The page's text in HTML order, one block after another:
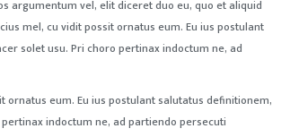
argumentum vel, elit diceret duo eu, quo et aliquid
mel, cu vidit possit ornatus eum. Eu ius postulant
solet usu. Pri choro pertinax indoctum ne, ad
eum. Eu ius postulant salutatus definitionem,
indoctum ne, ad partiendo persecuti